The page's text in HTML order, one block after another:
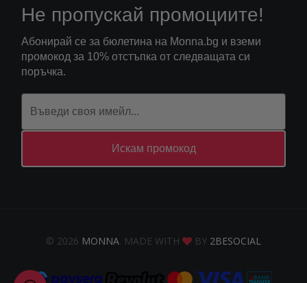
Не пропускай промоциите!
Абонирай се за бюлетина на Monna.bg и вземи
промокод за 10% отстъпка от следващата си
поръчка.
Искам промокод
© 2026 MONNA. MADE WITH BY 2BESOCIAL